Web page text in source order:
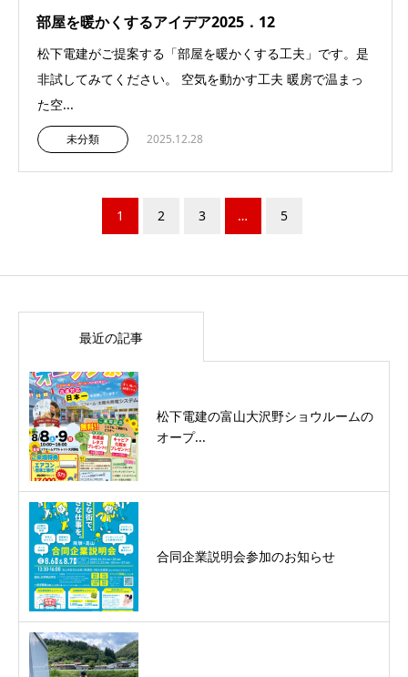
部屋を暖かくするアイデア2025．12
松下電建がご提案する「部屋を暖かくする工夫」です。是
非試してみてください。 空気を動かす工夫 暖房で温まっ
た空...
未分類 2025.12.28
1 2 3 … 5
最近の記事
松下電建の富山大沢野ショウルームの
オープ...
合同企業説明会参加のお知らせ